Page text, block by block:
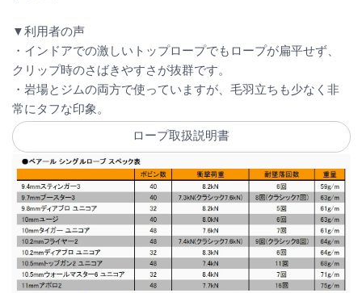
▼利用者の声
・インドアでの激しいトップロープでもロープが扁平せず、
クリップ時のさばきやすさが抜群です。
・岩場とジムの両方で使っていますが、毛羽立ちも少なく非
常にタフな印象。
ロープ取扱説明書